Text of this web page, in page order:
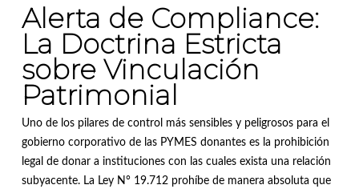
Alerta de Compliance:
La Doctrina Estricta
sobre Vinculación
Patrimonial
Uno de los pilares de control más sensibles y peligrosos para el
gobierno corporativo de las PYMES donantes es la prohibición
legal de donar a instituciones con las cuales exista una relación
subyacente. La Ley N° 19.712 prohíbe de manera absoluta que